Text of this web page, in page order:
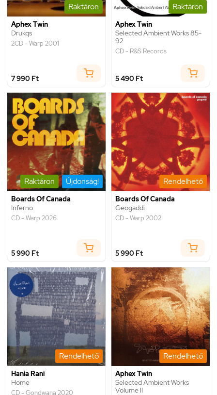
Raktáron
Aphex Twin
Drukqs
2CD - Warp 2001
7 990 Ft
Raktáron
Aphex Twin
Selected Ambient Works 85-
92
CD - R&S Records
5 490 Ft
Raktáron Újdonság!
Boards Of Canada
Inferno
CD - Warp 2026
5 990 Ft
Rendelhető
Boards Of Canada
Geogaddi
CD - Warp 2002
5 990 Ft
Rendelhető
Hania Rani
Home
CD - Gondwana 2020
Rendelhető
Aphex Twin
Selected Ambient Works
Volume II